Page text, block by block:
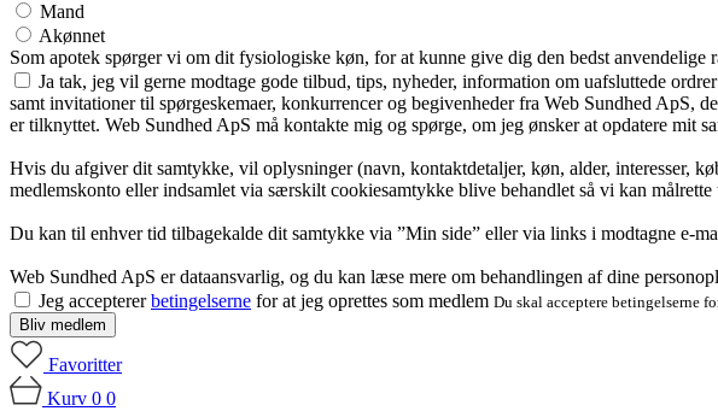
Mand
Akønnet
Som apotek spørger vi om dit fysiologiske køn, for at kunne give dig den bedst anvendelige
Ja tak, jeg vil gerne modtage gode tilbud, tips, nyheder, information om uafsluttede
samt invitationer til spørgeskemaer, konkurrencer og begivenheder fra Web Sundhed ApS,
er tilknyttet. Web Sundhed ApS må kontakte mig og spørge, om jeg ønsker at opdatere mit
Hvis du afgiver dit samtykke, vil oplysninger (navn, kontaktdetaljer, køn, alder, interesser,
medlemskonto eller indsamlet via særskilt cookiesamtykke blive behandlet så vi kan
Du kan til enhver tid tilbagekalde dit samtykke via ”Min side” eller via links i modtagne e-
Web Sundhed ApS er dataansvarlig, og du kan læse mere om behandlingen af dine
Jeg acceptererbetingelserne for at jeg oprettes som medlem Du skal acceptere betingelserne
Bliv medlem
Favoritter
Kurv 0 0